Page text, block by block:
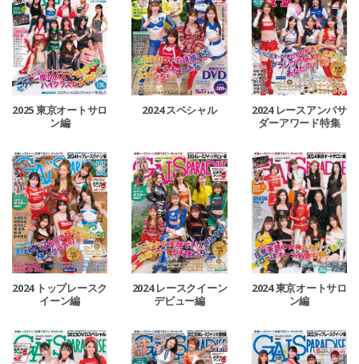
2025 東京オートサロ
ン編
2024 スペシャル
2024 レースアンバサ
ダーアワード特集
2024 トップレースク
イーン編
2024 レースクイーン
デビュー編
2024 東京オートサロ
ン編